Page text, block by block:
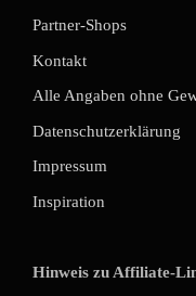
Partner-Shops
Kontakt
Alle Angaben ohne
Datenschutzerklärung
Impressum
Inspiration
Hinweis zu Affiliate-